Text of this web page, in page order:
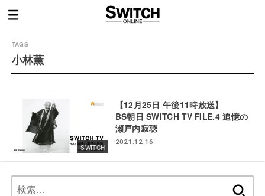
小林薫
SWITCH
【12月25日 午後11時放送】
BS朝日 SWITCH TV FILE.4 追憶の
瀬戸内寂聴
2021.12.16